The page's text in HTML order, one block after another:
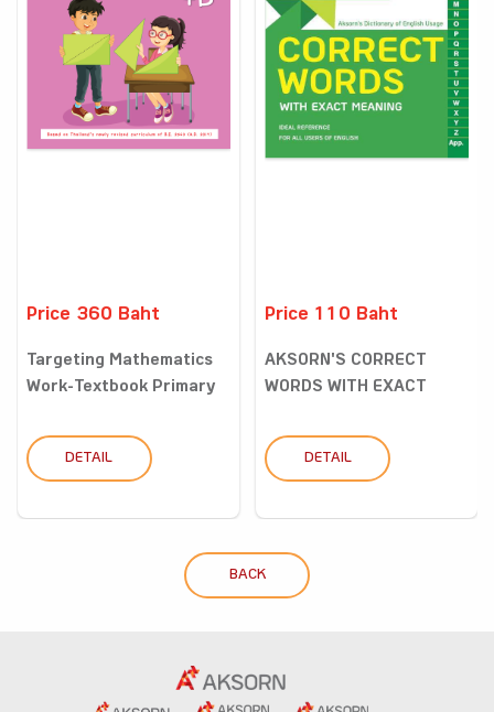
Price 360 Baht
Targeting Mathematics
Work-Textbook Primary
DETAIL
Price 110 Baht
AKSORN'S CORRECT
WORDS WITH EXACT
DETAIL
BACK